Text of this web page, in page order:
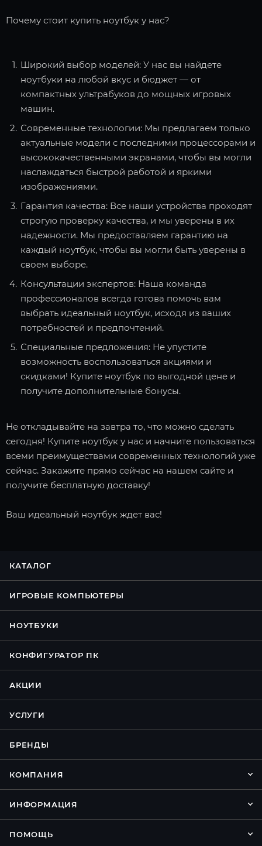
Почему стоит купить ноутбук у нас?
Широкий выбор моделей: У нас вы найдете
ноутбуки на любой вкус и бюджет — от
компактных ультрабуков до мощных игровых
машин.
Современные технологии: Мы предлагаем только
актуальные модели с последними процессорами и
высококачественными экранами, чтобы вы могли
наслаждаться быстрой работой и яркими
изображениями.
Гарантия качества: Все наши устройства проходят
строгую проверку качества, и мы уверены в их
надежности. Мы предоставляем гарантию на
каждый ноутбук, чтобы вы могли быть уверены в
своем выборе.
Консультации экспертов: Наша команда
профессионалов всегда готова помочь вам
выбрать идеальный ноутбук, исходя из ваших
потребностей и предпочтений.
Специальные предложения: Не упустите
возможность воспользоваться акциями и
скидками! Купите ноутбук по выгодной цене и
получите дополнительные бонусы.
Не откладывайте на завтра то, что можно сделать
сегодня! Купите ноутбук у нас и начните пользоваться
всеми преимуществами современных технологий уже
сейчас. Закажите прямо сейчас на нашем сайте и
получите бесплатную доставку!
Ваш идеальный ноутбук ждет вас!
КАТАЛОГ
ИГРОВЫЕ КОМПЬЮТЕРЫ
НОУТБУКИ
КОНФИГУРАТОР ПК
АКЦИИ
УСЛУГИ
БРЕНДЫ
КОМПАНИЯ
ИНФОРМАЦИЯ
ПОМОЩЬ